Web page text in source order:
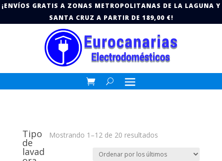
¡ENVÍOS GRATIS A ZONAS METROPOLITANAS DE LA LAGUNA Y
SANTA CRUZ A PARTIR DE 189,00 €!
Tipo
de
lavad
Mostrando 1–12 de 20 resultadosOrdenado
los